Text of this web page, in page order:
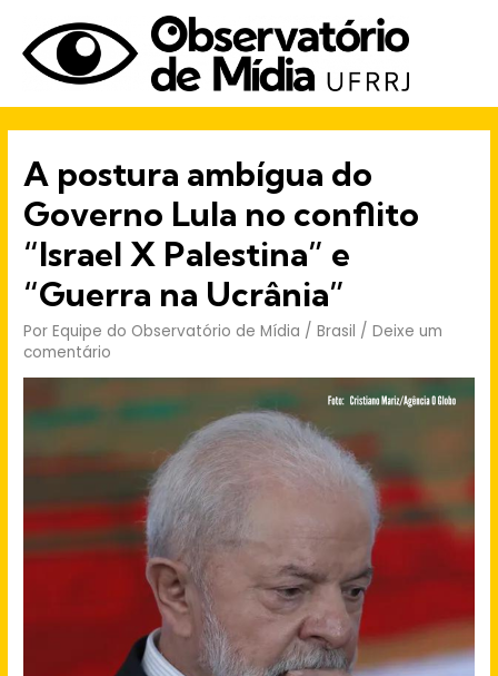
A postura ambígua do
Governo Lula no conflito
“Israel X Palestina” e
“Guerra na Ucrânia”
PorEquipe do Observatório de Mídia /Brasil /Deixe um
comentário